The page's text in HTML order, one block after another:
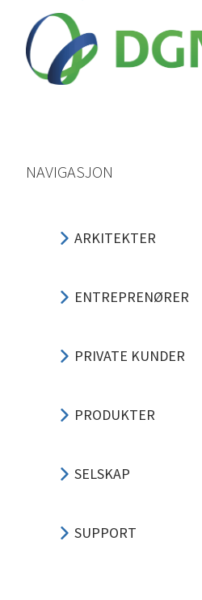
NAVIGASJON
ARKITEKTER
ENTREPRENØRER
PRIVATE KUNDER
PRODUKTER
SELSKAP
SUPPORT